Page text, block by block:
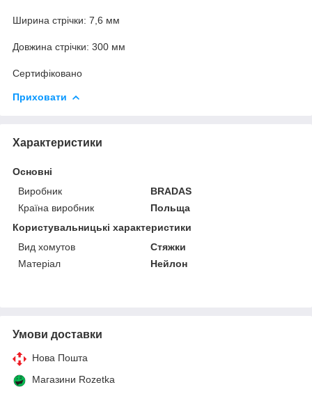
Ширина стрічки: 7,6 мм
Довжина стрічки: 300 мм
Сертифіковано
Приховати
Характеристики
Основні
Виробник
BRADAS
Країна виробник
Польща
Користувальницькі характеристики
Вид хомутов
Стяжки
Матеріал
Нейлон
Умови доставки
Нова Пошта
Магазини Rozetka